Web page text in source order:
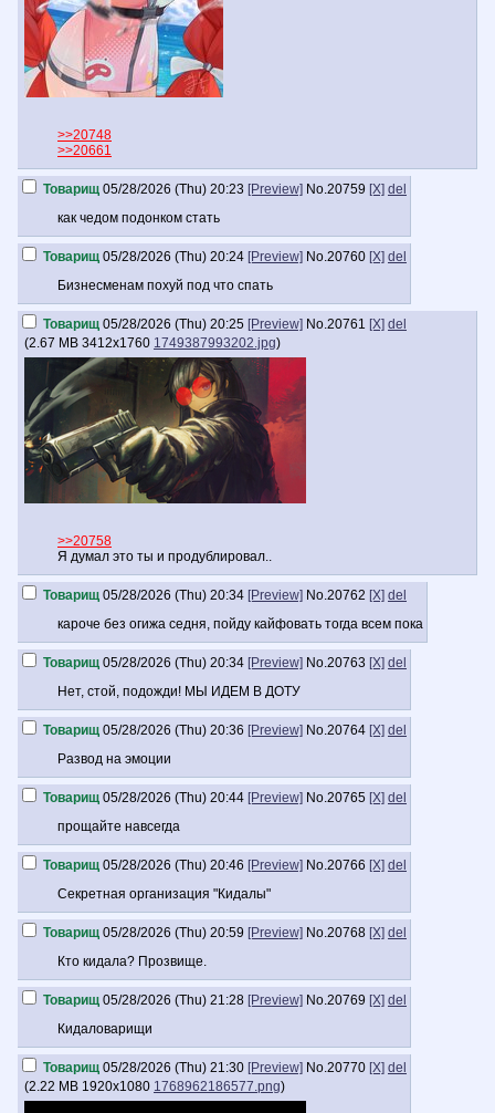
>>20748
>>20661
Товарищ 05/28/2026 (Thu) 20:23 [Preview] No.20759 [X] del
как чедом подонком стать
Товарищ 05/28/2026 (Thu) 20:24 [Preview] No.20760 [X] del
Бизнесменам похуй под что спать
Товарищ 05/28/2026 (Thu) 20:25 [Preview] No.20761 [X] del
(2.67 MB 3412x1760 1749387993202.jpg)
>>20758
Я думал это ты и продублировал..
Товарищ 05/28/2026 (Thu) 20:34 [Preview] No.20762 [X] del
кароче без огижа седня, пойду кайфовать тогда всем пока
Товарищ 05/28/2026 (Thu) 20:34 [Preview] No.20763 [X] del
Нет, стой, подожди! МЫ ИДЕМ В ДОТУ
Товарищ 05/28/2026 (Thu) 20:36 [Preview] No.20764 [X] del
Развод на эмоции
Товарищ 05/28/2026 (Thu) 20:44 [Preview] No.20765 [X] del
прощайте навсегда
Товарищ 05/28/2026 (Thu) 20:46 [Preview] No.20766 [X] del
Секретная организация "Кидалы"
Товарищ 05/28/2026 (Thu) 20:59 [Preview] No.20768 [X] del
Кто кидала? Прозвище.
Товарищ 05/28/2026 (Thu) 21:28 [Preview] No.20769 [X] del
Кидаловарищи
Товарищ 05/28/2026 (Thu) 21:30 [Preview] No.20770 [X] del
(2.22 MB 1920x1080 1768962186577.png)